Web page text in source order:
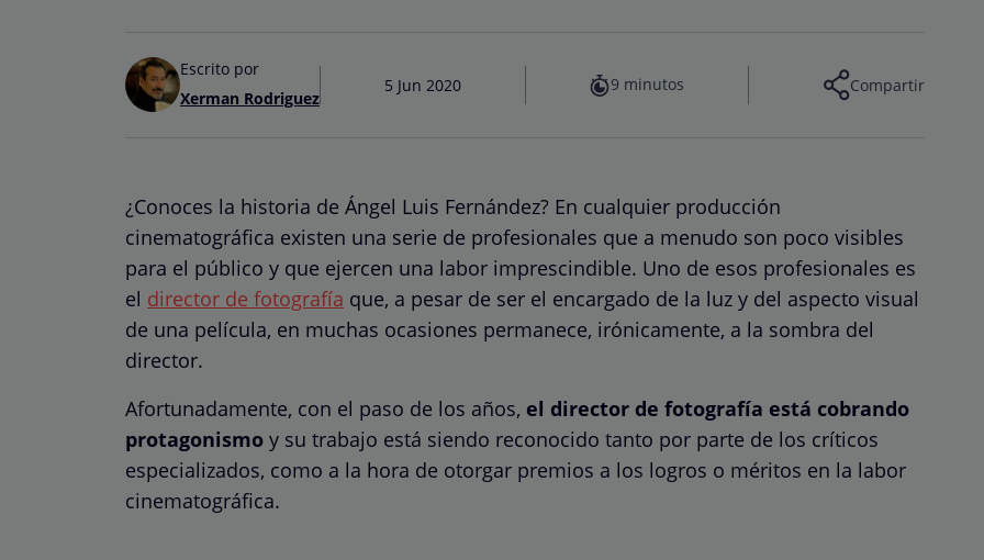
Escrito por
Xerman Rodriguez
5 Jun 2020 9 minutos Compartir
¿Conoces la historia de Ángel Luis Fernández? En cualquier producción
cinematográfica existen una serie de profesionales que a menudo son poco visibles
para el público y que ejercen una labor imprescindible. Uno de esos profesionales es
el director de fotografía que, a pesar de ser el encargado de la luz y del aspecto visual
de una película, en muchas ocasiones permanece, irónicamente, a la sombra del
director.
Afortunadamente, con el paso de los años, el director de fotografía está cobrando
protagonismo y su trabajo está siendo reconocido tanto por parte de los críticos
especializados, como a la hora de otorgar premios a los logros o méritos en la labor
cinematográfica.